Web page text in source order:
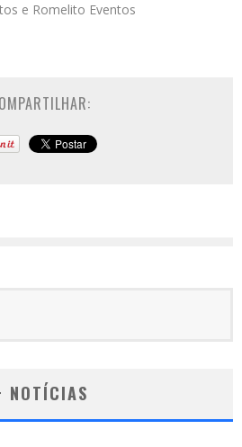
e Romelito Eventos
NOTÍCIAS